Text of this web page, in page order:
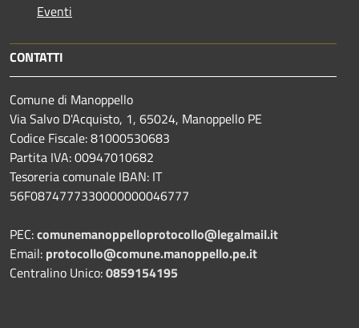
Eventi
CONTATTI
Comune di Manoppello
Via Salvo D'Acquisto, 1, 65024, Manoppello PE
Codice Fiscale: 81000530683
Partita IVA: 00947010682
Tesoreria comunale IBAN: IT
56F0874777330000000046777
PEC:comunemanoppelloprotocollo@legalmail.it
Email: protocollo@comune.manoppello.pe.it
Centralino Unico:0859154195